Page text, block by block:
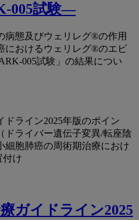
005試験―
病態及びウェリレグ®の作用
におけるウェリレグ®のエビ
005試験」の結果につい
ガイドライン2025